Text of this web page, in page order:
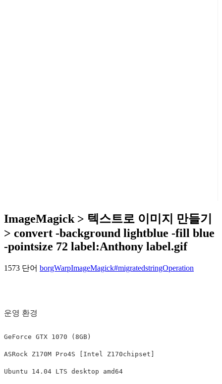
ImageMagick > 텍스트로 이미지 만들기
> convert -background lightblue -fill blue
-pointsize 72 label:Anthony label.gif
1573 단어 borgWarpImageMagick#migratedstringOperation
운영 환경
GeForce GTX 1070 (8GB)
ASRock Z170M Pro4S [Intel Z170chipset]
Ubuntu 14.04 LTS desktop amd64